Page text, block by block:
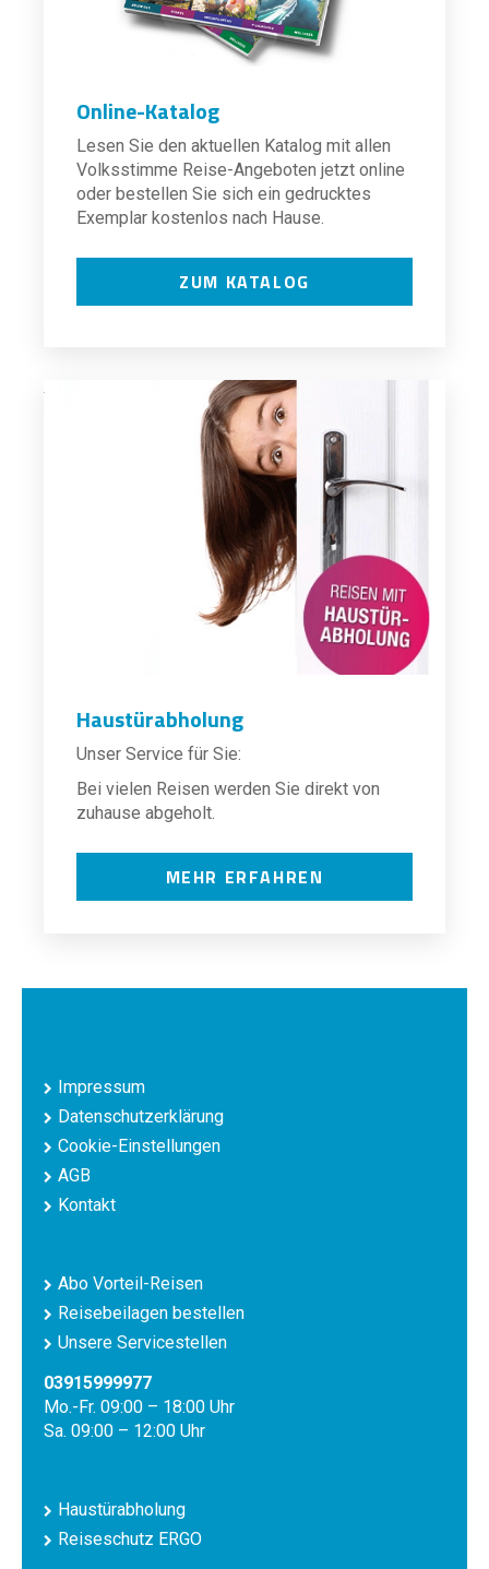
Online-Katalog
Lesen Sie den aktuellen Katalog mit allen
Volksstimme Reise-Angeboten jetzt online
oder bestellen Sie sich ein gedrucktes
Exemplar kostenlos nach Hause.
ZUM KATALOG
Haustürabholung
Unser Service für Sie:
Bei vielen Reisen werden Sie direkt von
zuhause abgeholt.
MEHR ERFAHREN
Impressum
Datenschutzerklärung
Cookie-Einstellungen
AGB
Kontakt
Abo Vorteil-Reisen
Reisebeilagen bestellen
Unsere Servicestellen
03915999977
Mo.-Fr. 09:00 – 18:00 Uhr
Sa. 09:00 – 12:00 Uhr
Haustürabholung
Reiseschutz ERGO